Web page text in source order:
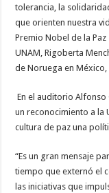
tolerancia, la
que orienten nuestra
Premio Nobel de la
UNAM, Rigoberta
de Noruega en
En el auditorio Alfonso
un reconocimiento a la
cultura de paz una
“Es un gran mensaje
tiempo que externó el
las iniciativas que